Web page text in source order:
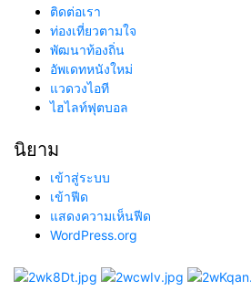
ติดต่อเรา
ท่องเที่ยวตามใจ
พัฒนาท้องถิ่น
อัพเดทหนังใหม่
แวดวงไอที
ไฮไลท์ฟุตบอล
นิยาม
เข้าสู่ระบบ
เข้าฟีด
แสดงความเห็นฟีด
WordPress.org